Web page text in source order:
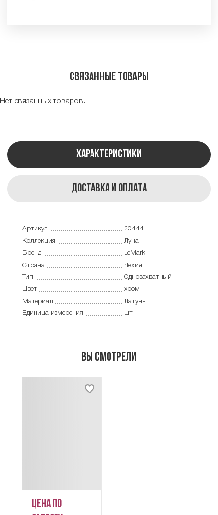
Связанные товары
Нет связанных товаров.
Характеристики
Доставка и оплата
Артикул
20444
Коллекция
Луна
Бренд
LeMark
Страна
Чехия
Тип
Однозахватный
Цвет
хром
Материал
Латунь
Единица измерения
шт
Вы смотрели
Цена по